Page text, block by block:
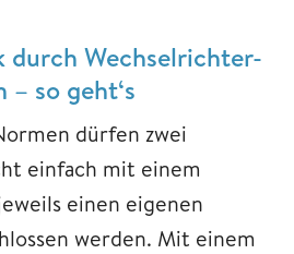
durch Wechselrichter-
so geht‘s
dürfen zwei
einfach mit einem
einen eigenen
werden. Mit einem